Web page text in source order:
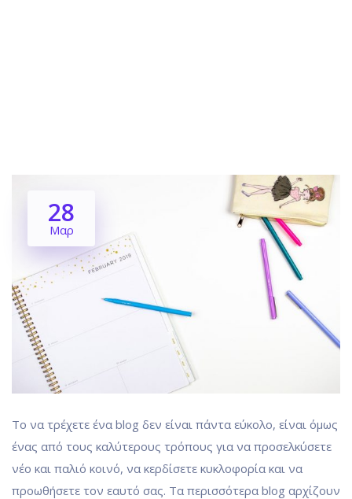
28
Μαρ
Το να τρέχετε ένα blog δεν είναι πάντα εύκολο, είναι όμως
ένας από τους καλύτερους τρόπους για να προσελκύσετε
νέο και παλιό κοινό, να κερδίσετε κυκλοφορία και να
προωθήσετε τον εαυτό σας. Τα περισσότερα blog αρχίζουν